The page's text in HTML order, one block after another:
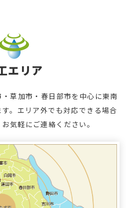
エリア
草加市・春日部市を中心に東南
。エリア外でも対応できる場合
気軽にご連絡ください。